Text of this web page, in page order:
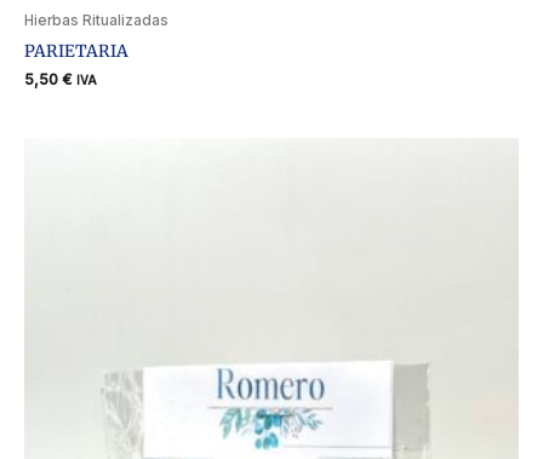
Hierbas Ritualizadas
PARIETARIA
5,50 € IVA